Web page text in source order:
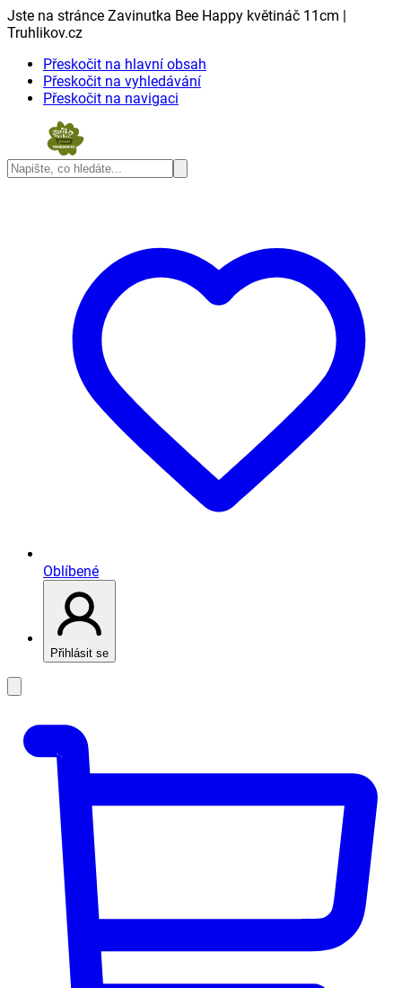
Jste na stránce Zavinutka Bee Happy květináč 11cm |
Truhlikov.cz
Přeskočit na hlavní obsah
Přeskočit na vyhledávání
Přeskočit na navigaci
Oblíbené
Přihlásit se